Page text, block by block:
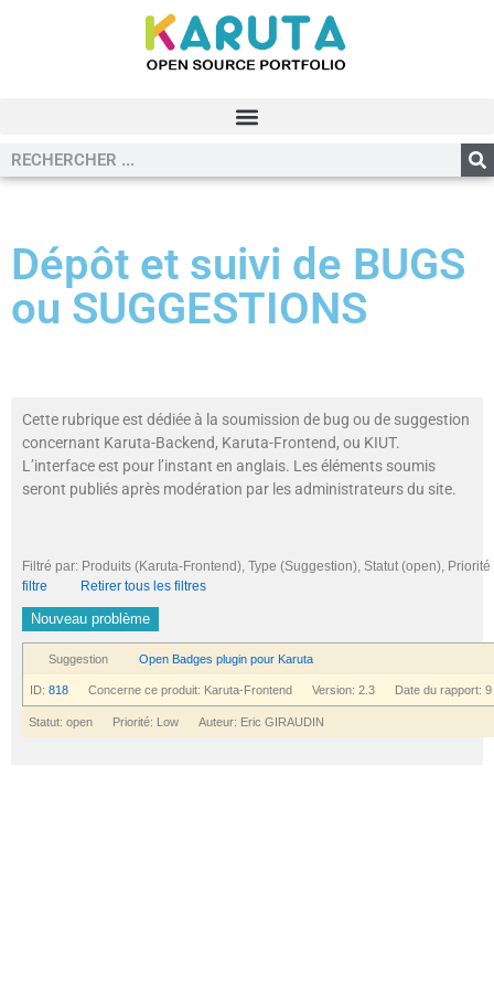
Dépôt et suivi de BUGS
ou SUGGESTIONS
Cette rubrique est dédiée à la soumission de bug ou de suggestion
concernant Karuta-Backend, Karuta-Frontend, ou KIUT.
L’interface est pour l’instant en anglais. Les éléments soumis
seront publiés après modération par les administrateurs du site.
Filtré par: Produits (Karuta-Frontend), Type (Suggestion), Statut (open),
filtre
Retirer tous les filtres
Nouveau problème
Suggestion Open Badges plugin pour Karuta
ID: 818 Concerne ce produit: Karuta-Frontend Version: 2.3 Date du rapport: 9
Statut: open Priorité: Low Auteur: Eric GIRAUDIN